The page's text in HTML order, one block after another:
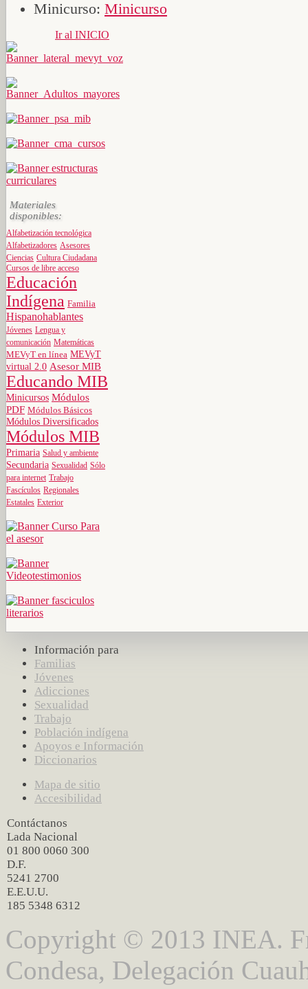
Minicurso: Minicurso
Ir al INICIO
Materiales
disponibles:
Alfabetización tecnológica
Alfabetizadores Asesores
Ciencias Cultura Ciudadana
Cursos de libre acceso
Educación
Indígena Familia
Hispanohablantes
Jóvenes Lengua y
comunicación Matemáticas
MEVyT en línea MEVyT
virtual 2.0 Asesor MIB
Educando MIB
Minicursos Módulos
PDF Módulos Básicos
Módulos Diversificados
Módulos MIB
Primaria Salud y ambiente
Secundaria Sexualidad Sólo
para internet Trabajo
Fascículos Regionales
Estatales Exterior
Información para
Familias
Jóvenes
Adicciones
Sexualidad
Trabajo
Población indígena
Apoyos e Información
Diccionarios
Mapa de sitio
Accesibilidad
Contáctanos
Lada Nacional
01 800 0060 300
D.F.
5241 2700
E.E.U.U.
185 5348 6312
Copyright © 2013 INEA.
Condesa, Delegación